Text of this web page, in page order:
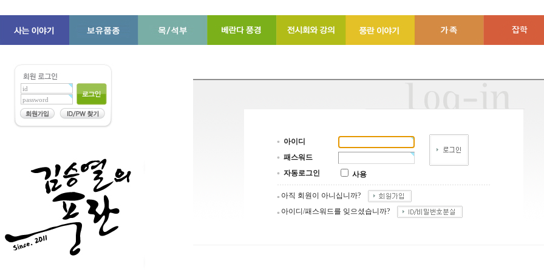
아이디
패스워드
자동로그인
사용
아직 회원이 아니십니까?
아이디/패스워드를 잊으셨습니까?